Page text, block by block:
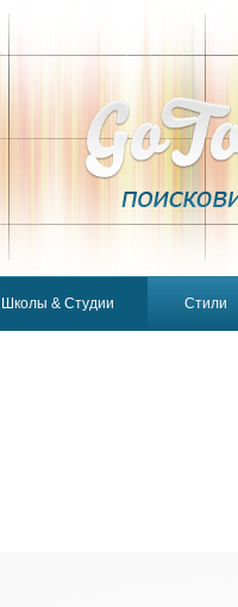
Школы & Студии Стили